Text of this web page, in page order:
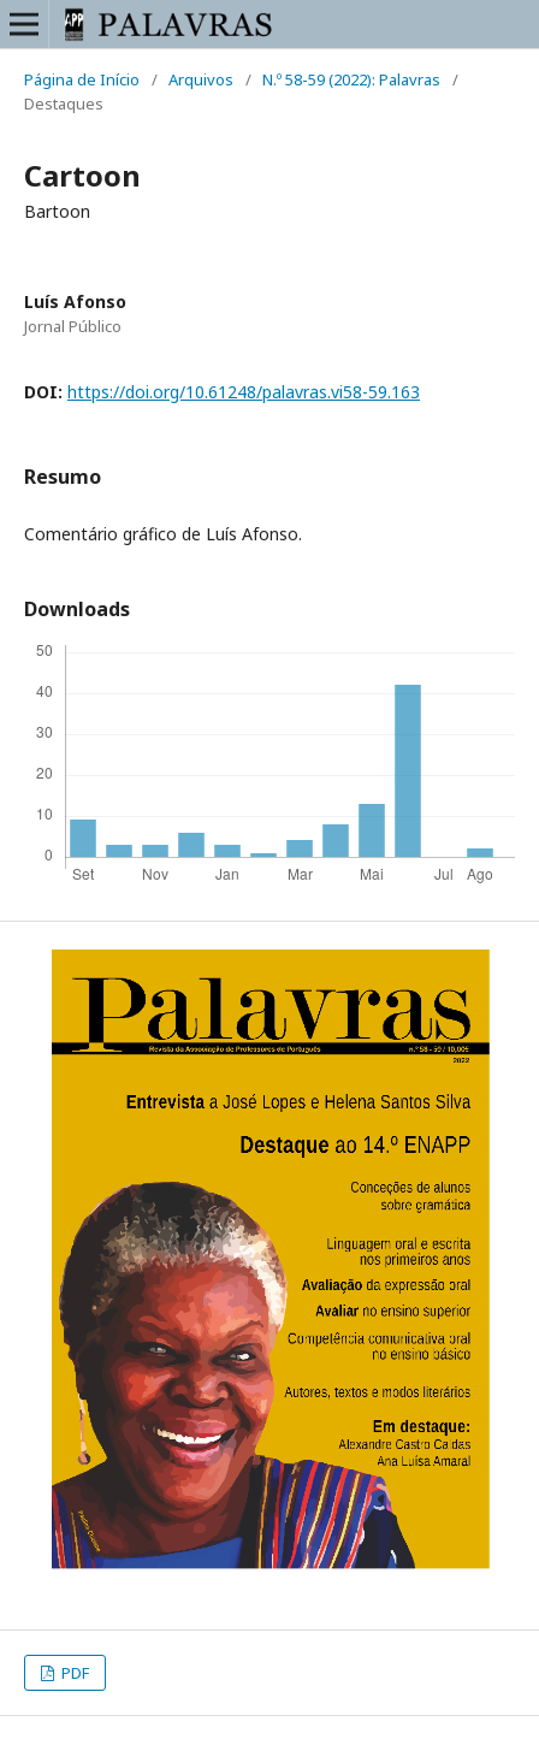
Página de Início / Arquivos / N.º 58-59 (2022): Palavras
/
Destaques
Cartoon
Bartoon
Luís Afonso
Jornal Público
DOI: https://doi.org/10.61248/palavras.vi58-59.163
Resumo
Comentário gráfico de Luís Afonso.
Downloads
PDF